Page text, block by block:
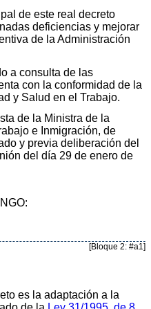
de este real decreto
deficiencias y mejorar
de la Administración
a consulta de las
con la conformidad de la
y Salud en el Trabajo.
de la Ministra de la
e Inmigración, de
y previa deliberación del
del día 29 de enero de
[Bloque 2: #a1]
es la adaptación a la